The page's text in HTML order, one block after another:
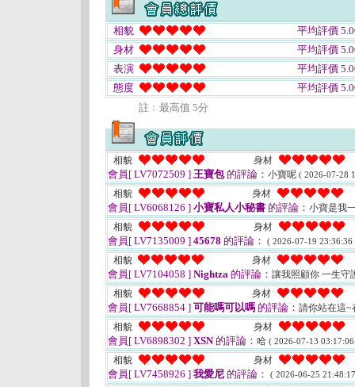
相貌
平均評價
身材
平均評價
表演
平均評價
態度
平均評價
註﹕最高值 5分
相貌 身材
會員[ LV7072509 ] 王寶包的評論： 小寶呢 ( 2026-07-28
相貌 身材
會員[ LV6068126 ] 小寶私人小秘書 的評論： 小寶是我
相貌
身材
會員[ LV7135009 ] 45678 的評論： ( 2026-07-19 23:36:36
相貌 身材
會員[ LV7104058 ] Nightza 的評論： 讓我照顧你 一生守
相貌
身材
會員[ LV7668854 ] 可能嗎可以嗎 的評論： 請你站在這
相貌
身材
會員[ LV6898302 ] XSN的評論： 哈 ( 2026-07-13
相貌 身材
會員[ LV7458926 ] 我愛尼 的評論： ( 2026-06-25